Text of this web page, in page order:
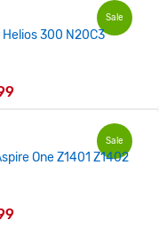
Sale
300 N20C3
Sale
One Z1401 Z1402